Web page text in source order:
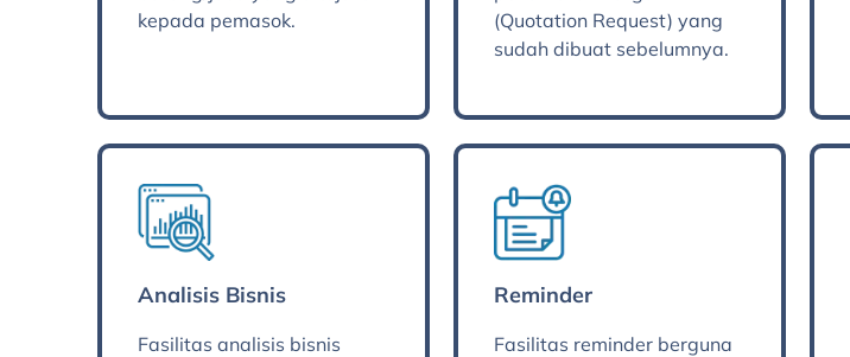
kepada pemasok.
(Quotation Request) yang
sudah dibuat sebelumnya.
Analisis Bisnis
Fasilitas analisis bisnis
Reminder
Fasilitas reminder berguna